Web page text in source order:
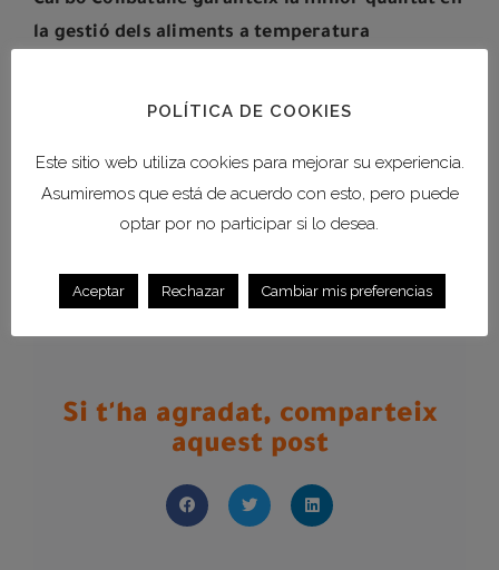
la gestió dels aliments a temperatura
els avenços tecnològics necessaris per evitar el
Si t'ha agradat, comparteix
aquest post
POLÍTICA DE COOKIES
Este sitio web utiliza cookies para mejorar su experiencia.
Asumiremos que está de acuerdo con esto, pero puede
optar por no participar si lo desea.
Aceptar Rechazar Cambiar mis preferencias